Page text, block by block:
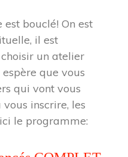
bouclé! On est
il est
un atelier
que vous
qui vont vous
inscrire, les
le programme: